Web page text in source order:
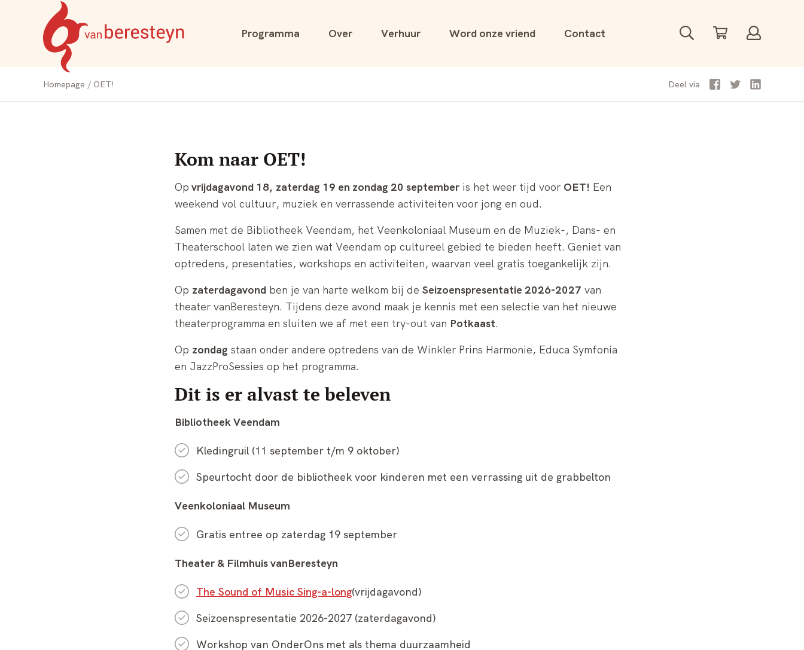
Navigatie
overslaanTheater
vanBeresteyn
Programma Over Verhuur Word onze vriend Contact Zoeken Winkelwagen
Account
Homepage OET! Deel via Facebook
TwitterLinkedIn
Kom naar OET!
Op vrijdagavond 18, zaterdag 19 en zondag 20 september is het weer tijd voor OET! Een
weekend vol cultuur, muziek en verrassende activiteiten voor jong en oud.
Samen met de Bibliotheek Veendam, het Veenkoloniaal Museum en de Muziek-, Dans- en
Theaterschool laten we zien wat Veendam op cultureel gebied te bieden heeft. Geniet van
optredens, presentaties, workshops en activiteiten, waarvan veel gratis toegankelijk zijn.
Op zaterdagavond ben je van harte welkom bij de Seizoenspresentatie 2026-2027 van
theater vanBeresteyn. Tijdens deze avond maak je kennis met een selectie van het nieuwe
theaterprogramma en sluiten we af met een try-out van Potkaast.
Op zondag staan onder andere optredens van de Winkler Prins Harmonie, Educa Symfonia
en JazzProSessies op het programma.
Dit is er alvast te beleven
Bibliotheek Veendam
Kledingruil (11 september t/m 9 oktober)
Speurtocht door de bibliotheek voor kinderen met een verrassing uit de grabbelton
Veenkoloniaal Museum
Gratis entree op zaterdag 19 september
Theater & Filmhuis vanBeresteyn
The Sound of Music Sing-a-long(vrijdagavond)
Seizoenspresentatie 2026-2027 (zaterdagavond)
Workshop van OnderOns met als thema duurzaamheid